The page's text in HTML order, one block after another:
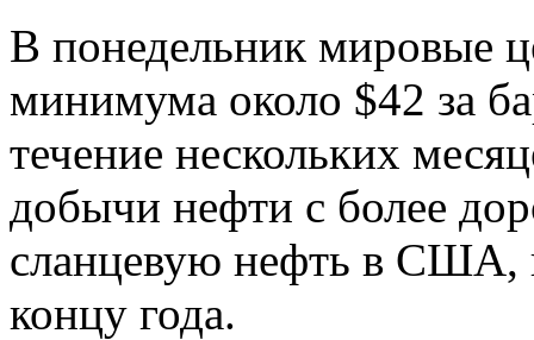
В понедельник мировые
минимума около $42 за
течение нескольких
добычи нефти с более
сланцевую нефть в США,
концу года.